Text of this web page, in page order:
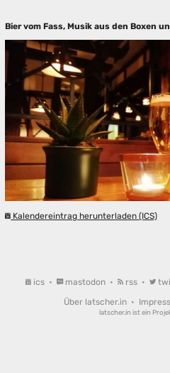
Bier vom Fass, Musik aus den Boxen
Kalendereintrag herunterladen (ICS)
ics • mastodon • rss •
Über latscher.in •
latscher.in ist ein